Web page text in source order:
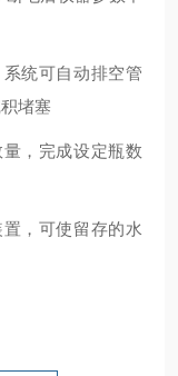
统可自动排空管
堵塞
，完成设定瓶数
，可使留存的水